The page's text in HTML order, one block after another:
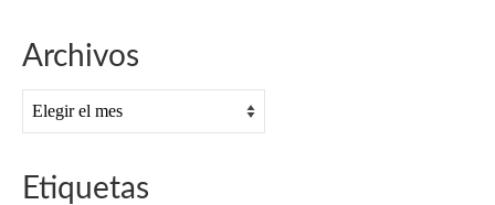
Archivos
Etiquetas